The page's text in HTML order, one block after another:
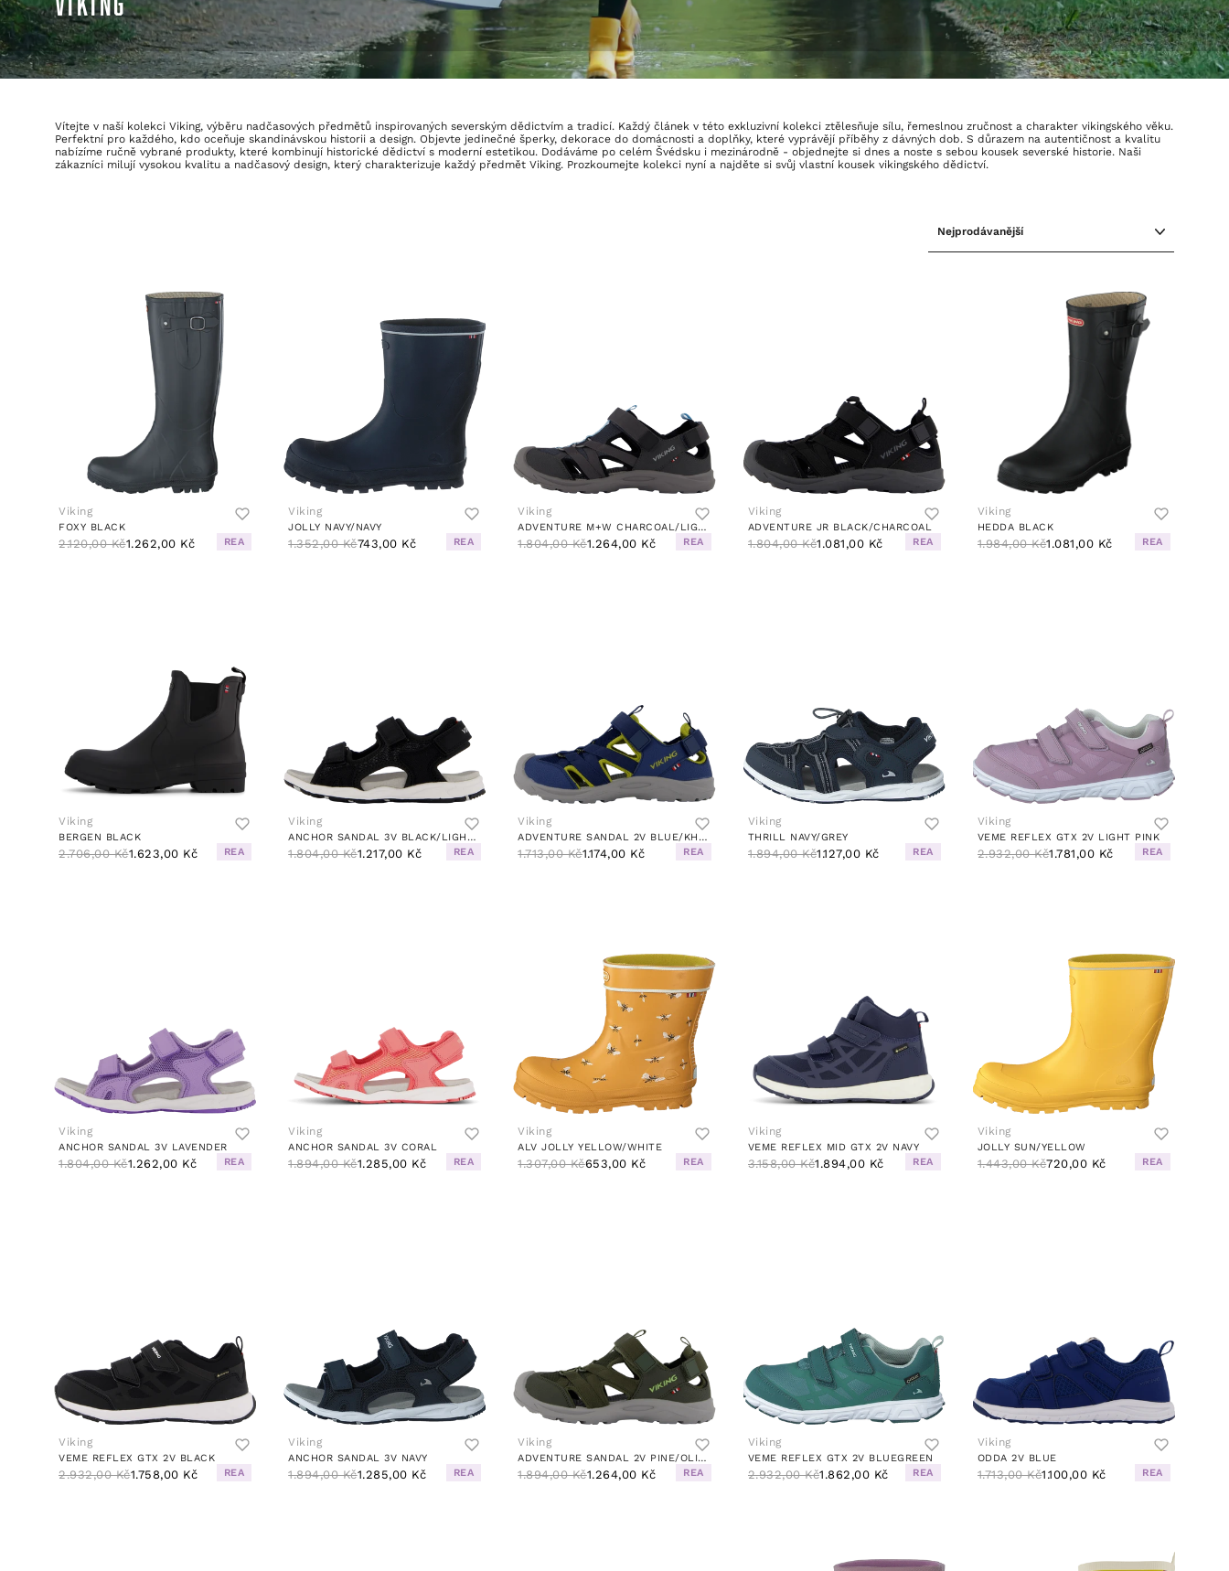
Vítejte v naší kolekci Viking, výběru nadčasových předmětů inspirovaných severským dědictvím a tradicí. Každý článek v této exkluzivní kolekci ztělesňuje sílu, řemeslnou zručnost a charakter vikingského věku.
Perfektní pro každého, kdo oceňuje skandinávskou historii a design. Objevte jedinečné šperky, dekorace do domácnosti a doplňky, které vyprávějí příběhy z dávných dob. S důrazem na autentičnost a kvalitu
nabízíme ručně vybrané produkty, které kombinují historické dědictví s moderní estetikou. Dodáváme po celém Švédsku i mezinárodně - objednejte si dnes a noste s sebou kousek severské historie. Naši
zákazníci milují vysokou kvalitu a nadčasový design, který charakterizuje každý předmět Viking. Prozkoumejte kolekci nyní a najděte si svůj vlastní kousek vikingského dědictví.
Viking
FOXY BLACK
2.120,00 Kč1.262,00 Kč REA
Viking
JOLLY NAVY/NAVY
1.352,00 Kč743,00 Kč REA
Viking
ADVENTURE M+W CHARCOAL/LIGHT BLUE
1.804,00 Kč1.264,00 Kč REA
Viking
ADVENTURE JR BLACK/CHARCOAL
1.804,00 Kč1.081,00 Kč REA
Viking
HEDDA BLACK
1.984,00 Kč1.081,00 Kč REA
Viking
BERGEN BLACK
2.706,00 Kč1.623,00 Kč REA
Viking
ANCHOR SANDAL 3V BLACK/LIGHT GREY
1.804,00 Kč1.217,00 Kč REA
Viking
ADVENTURE SANDAL 2V BLUE/KHAKI
1.713,00 Kč1.174,00 Kč REA
Viking
THRILL NAVY/GREY
1.894,00 Kč1.127,00 Kč REA
Viking
VEME REFLEX GTX 2V LIGHT PINK
2.932,00 Kč1.781,00 Kč REA
Viking
ANCHOR SANDAL 3V LAVENDER
1.804,00 Kč1.262,00 Kč REA
Viking
ANCHOR SANDAL 3V CORAL
1.894,00 Kč1.285,00 Kč REA
Viking
ALV JOLLY YELLOW/WHITE
1.307,00 Kč653,00 Kč REA
Viking
VEME REFLEX MID GTX 2V NAVY
3.158,00 Kč1.894,00 Kč REA
Viking
JOLLY SUN/YELLOW
1.443,00 Kč720,00 Kč REA
Viking
VEME REFLEX GTX 2V BLACK
2.932,00 Kč1.758,00 Kč REA
Viking
ANCHOR SANDAL 3V NAVY
1.894,00 Kč1.285,00 Kč REA
Viking
ADVENTURE SANDAL 2V PINE/OLIVE
1.894,00 Kč1.264,00 Kč REA
Viking
VEME REFLEX GTX 2V BLUEGREEN
2.932,00 Kč1.862,00 Kč REA
Viking
ODDA 2V BLUE
1.713,00 Kč1.100,00 Kč REA